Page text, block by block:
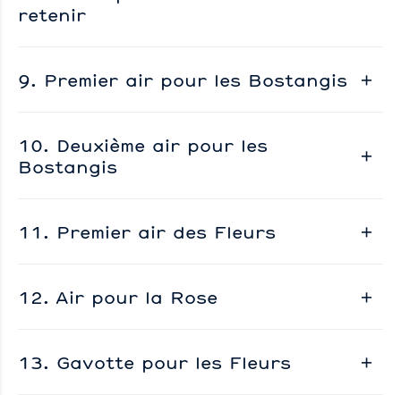
retenir
9. Premier air pour les Bostangis
10. Deuxième air pour les
Bostangis
11. Premier air des Fleurs
12. Air pour la Rose
13. Gavotte pour les Fleurs